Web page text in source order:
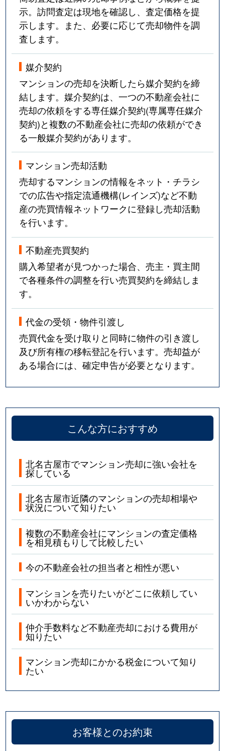
示。訪問査定は現地を確認し、査定価格を提
示します。また、必要に応じて売却物件を調
査します。
媒介契約
マンションの売却を決断したら媒介契約を締
結します。媒介契約は、一つの不動産会社に
売却の依頼をする専任媒介契約(専属専任媒介
契約)と複数の不動産会社に売却の依頼ができ
る一般媒介契約があります。
マンション売却活動
売却するマンションの情報をネット・チラシ
での広告や指定流通機構(レインズ)など不動
産の売買情報ネットワークに登録し売却活動
を行います。
不動産売買契約
購入希望者が見つかった場合、売主・買主間
で各種条件の調整を行い売買契約を締結しま
す。
代金の受領・物件引渡し
売買代金を受け取りと同時に物件の引き渡し
及び所有権の移転登記を行います。売却益が
ある場合には、確定申告が必要となります。
こんな方におすすめ
北名古屋市でマンション売却に強い会社を
探している
北名古屋市近隣のマンションの売却相場や
状況について知りたい
複数の不動産会社にマンションの査定価格
を相見積もりして比較したい
今の不動産会社の担当者と相性が悪い
マンションを売りたいがどこに依頼してい
いかわからない
仲介手数料など不動産売却における費用が
知りたい
マンション売却にかかる税金について知り
たい
お客様とのお約束